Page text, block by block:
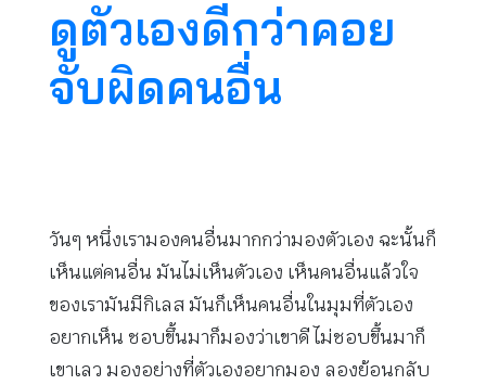
ดูตัวเองดีกว่าคอย
จับผิดคนอื่น
วันๆ หนึ่งเรามองคนอื่นมากกว่ามองตัวเอง ฉะนั้นก็
เห็นแต่คนอื่น มันไม่เห็นตัวเอง เห็นคนอื่นแล้วใจ
ของเรามันมีกิเลส มันก็เห็นคนอื่นในมุมที่ตัวเอง
อยากเห็น ชอบขึ้นมาก็มองว่าเขาดี ไม่ชอบขึ้นมาก็
เขาเลว มองอย่างที่ตัวเองอยากมอง ลองย้อนกลับ